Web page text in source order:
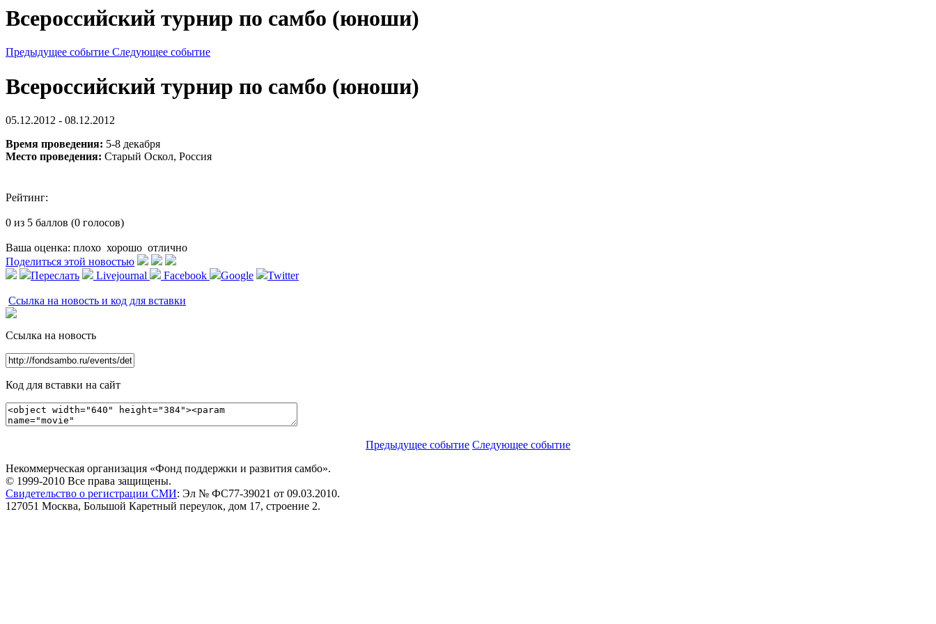
Всероссийский турнир по самбо (юноши)
Предыдущее событие Следующее событие
Всероссийский турнир по самбо (юноши)
05.12.2012 - 08.12.2012
Время проведения: 5-8 декабря
Место проведения: Старый Оскол, Россия
Рейтинг:
0 из 5 баллов (0 голосов)
Ваша оценка: плохо хорошо отлично
Поделиться этой новостью
Переслать
Livejournal Facebook Google Twitter
Ссылка на новость и код для вставки
Ссылка на новость
Код для вставки на сайт
Предыдущее событие Следующее событие
Некоммерческая организация «Фонд поддержки и развития самбо».
© 1999-2010 Все права защищены.
Свидетельство о регистрации СМИ: Эл № ФС77-39021 от 09.03.2010.
127051 Москва, Большой Каретный переулок, дом 17, строение 2.